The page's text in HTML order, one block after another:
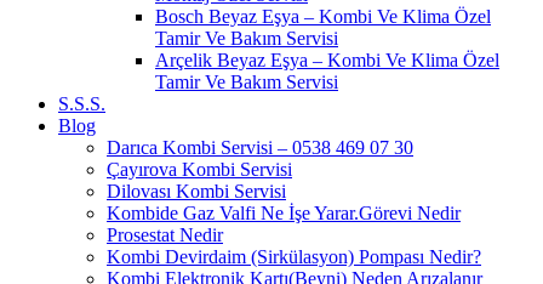
Bosch Beyaz Eşya – Kombi Ve Klima Özel
Tamir Ve Bakım Servisi
Arçelik Beyaz Eşya – Kombi Ve Klima Özel
Tamir Ve Bakım Servisi
S.S.S.
Blog
Darıca Kombi Servisi – 0538 469 07 30
Çayırova Kombi Servisi
Dilovası Kombi Servisi
Kombide Gaz Valfi Ne İşe Yarar.Görevi Nedir
Prosestat Nedir
Kombi Devirdaim (Sirkülasyon) Pompası Nedir?
Kombi Elektronik Kartı(Beyni) Neden Arızalanır